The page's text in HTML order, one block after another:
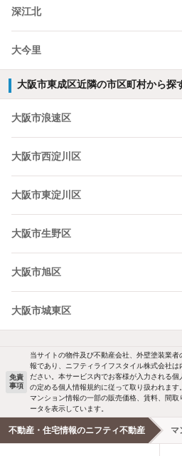
深江北
大今里
大阪市東成区近隣の市区町村から探
大阪市浪速区
大阪市西淀川区
大阪市東淀川区
大阪市生野区
大阪市旭区
大阪市城東区
免責
事項
当サイトの物件及び不動産会社、外壁塗装業
報であり、ニフティライフスタイル株式会社
ださい。本サービス内でお客様が入力される
の定める個人情報規約に従って取り扱われます。
マンション情報の一部の販売価格、賃料、間
ータを表示しています。
不動産・住宅情報のニフティ不動産 マ